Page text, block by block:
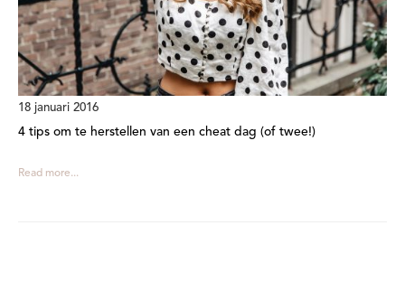
18 januari 2016
4 tips om te herstellen van een cheat dag (of twee!)
Read more...